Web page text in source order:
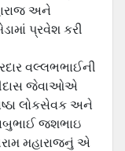
અને
પ્રવેશ કરી
વલ્લભભાઈની
જેવાઓએ
લોકસેવક અને
જશભાઇ
મહારાજનું એ